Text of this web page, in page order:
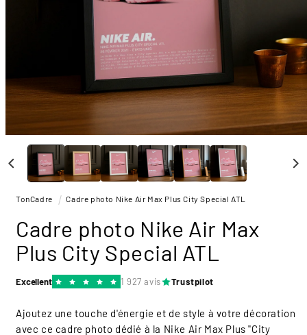
média
fenêtre
TonCadre Cadre photo Nike Air Max Plus City Special ATL
Cadre photo Nike Air Max
Plus City Special ATL
Excellent 1 927 avis Trustpilot
Ajoutez une touche d'énergie et de style à votre décoration
avec ce cadre photo dédié à la Nike Air Max Plus "City